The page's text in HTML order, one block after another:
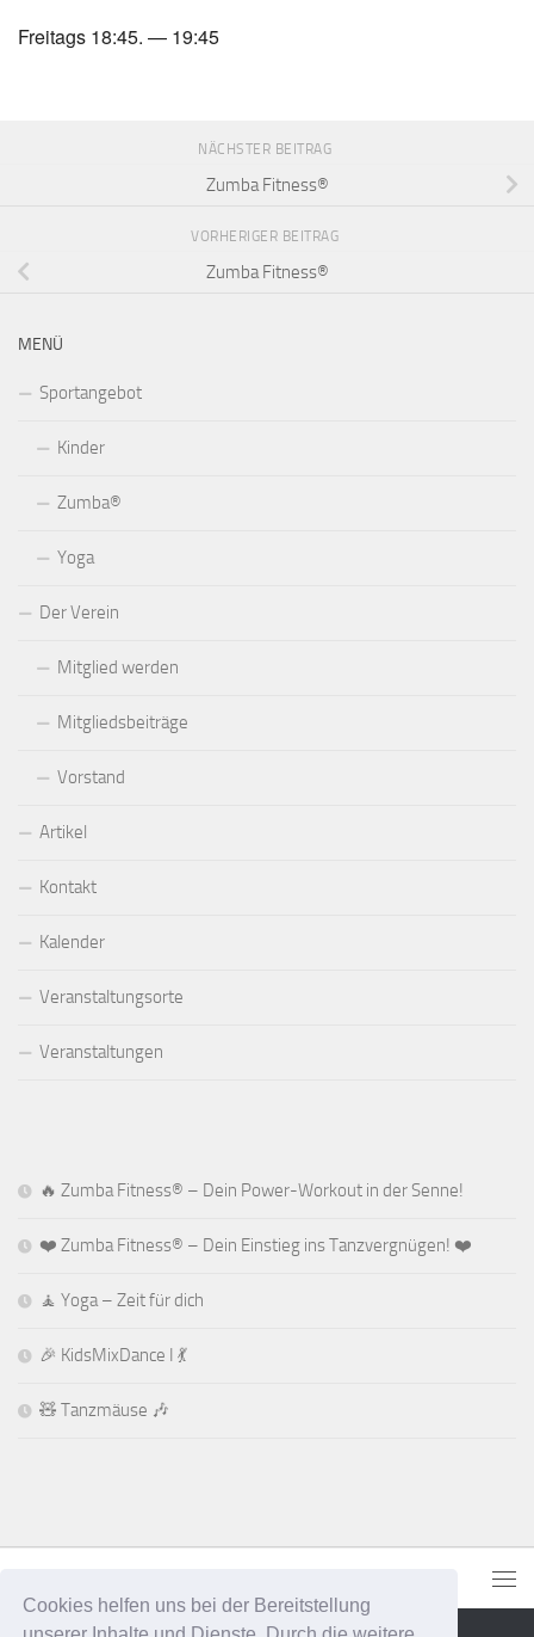
Cookies helfen uns bei der Bereitstellung
Freitags 18:45. — 19:45
NÄCHSTER BEITRAG
Zumba Fitness®
VORHERIGER BEITRAG
Zumba Fitness®
MENÜ
Sportangebot
Kinder
Zumba®
Yoga
Der Verein
Mitglied werden
Mitgliedsbeiträge
Vorstand
Artikel
Kontakt
Kalender
Veranstaltungsorte
Veranstaltungen
🔥 Zumba Fitness® – Dein Power-Workout in der Senne!
❤️ Zumba Fitness® – Dein Einstieg ins Tanzvergnügen! ❤️
🧘 Yoga – Zeit für dich
🎉 KidsMixDance I 💃
🧸 Tanzmäuse 🎶